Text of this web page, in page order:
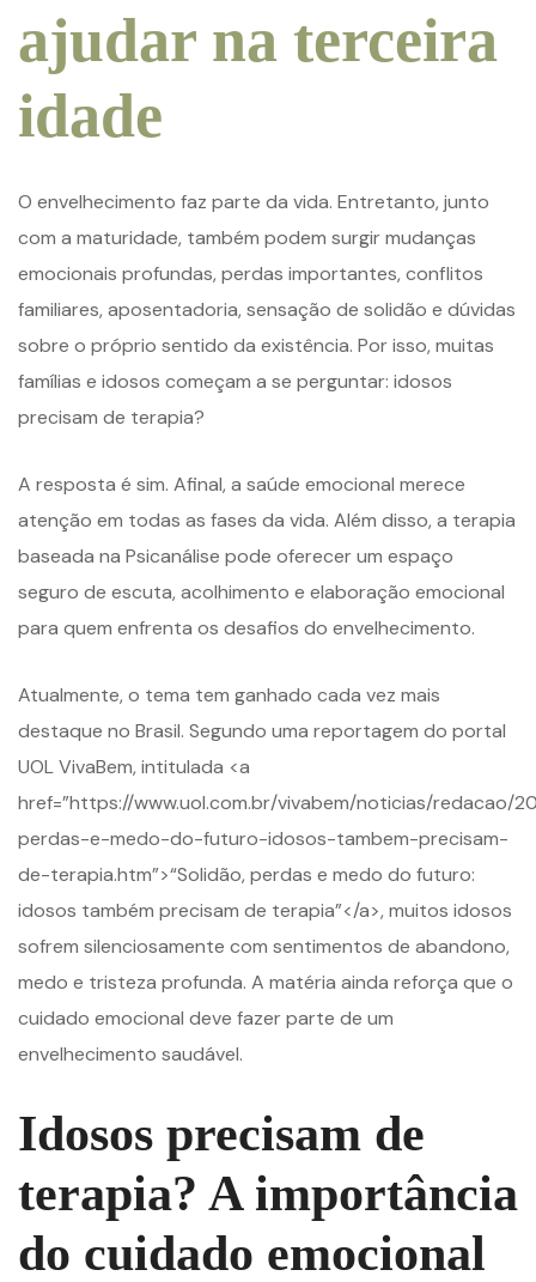
ajudar na terceira
idade
O envelhecimento faz parte da vida. Entretanto, junto
com a maturidade, também podem surgir mudanças
emocionais profundas, perdas importantes, conflitos
familiares, aposentadoria, sensação de solidão e dúvidas
sobre o próprio sentido da existência. Por isso, muitas
famílias e idosos começam a se perguntar: idosos
precisam de terapia?
A resposta é sim. Afinal, a saúde emocional merece
atenção em todas as fases da vida. Além disso, a terapia
baseada na Psicanálise pode oferecer um espaço
seguro de escuta, acolhimento e elaboração emocional
para quem enfrenta os desafios do envelhecimento.
Atualmente, o tema tem ganhado cada vez mais
destaque no Brasil. Segundo uma reportagem do portal
UOL VivaBem, intitulada <a
href=”https://www.uol.com.br/vivabem/noticias/redacao/
perdas-e-medo-do-futuro-idosos-tambem-precisam-
de-terapia.htm”>“Solidão, perdas e medo do futuro:
idosos também precisam de terapia”</a>, muitos idosos
sofrem silenciosamente com sentimentos de abandono,
medo e tristeza profunda. A matéria ainda reforça que o
cuidado emocional deve fazer parte de um
envelhecimento saudável.
Idosos precisam de
terapia? A importância
do cuidado emocional